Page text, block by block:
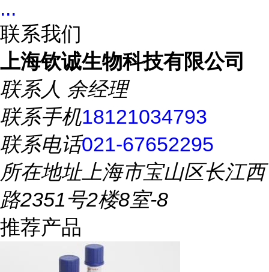
...
联系我们
上海钦诚生物科技有限公司
联系人 余经理
联系手机18121034793
联系电话021-67652295
所在地址上海市宝山区长江西
路2351号2楼8室-8
推荐产品